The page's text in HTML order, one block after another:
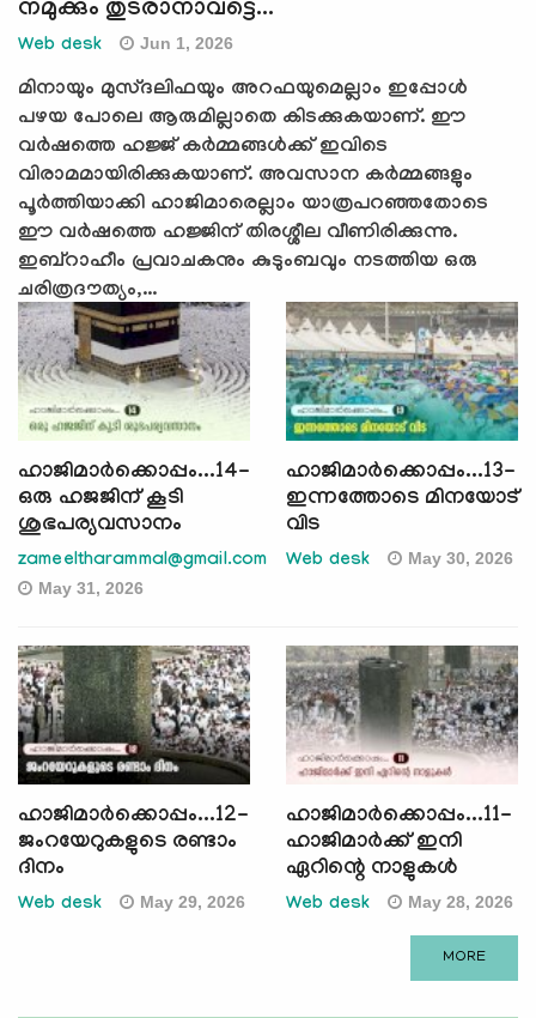
നമുക്കും തുടരാനാവട്ടെ...
Web desk Jun 1, 2026
മിനായും മുസ്ദലിഫയും അറഫയുമെല്ലാം ഇപ്പോള്‍
പഴയ പോലെ ആരുമില്ലാതെ കിടക്കുകയാണ്. ഈ
വര്‍ഷത്തെ ഹജ്ജ് കര്‍മ്മങ്ങള്‍ക്ക് ഇവിടെ
വിരാമമായിരിക്കുകയാണ്. അവസാന കര്‍മ്മങ്ങളും
പൂര്‍ത്തിയാക്കി ഹാജിമാരെല്ലാം യാത്രപറഞ്ഞതോടെ
ഈ വര്‍ഷത്തെ ഹജ്ജിന് തിരശ്ശീല വീണിരിക്കുന്നു.
ഇബ്റാഹീം പ്രവാചകനും കുടുംബവും നടത്തിയ ഒരു
ചരിത്രദൗത്യം,...
ഹാജിമാര്‍ക്കൊപ്പം...14-
ഒരു ഹജജിന് കൂടി
ശുഭപര്യവസാനം
zameeltharammal@gmail.com
May 31, 2026
ഹാജിമാര്‍ക്കൊപ്പം...13-
ഇന്നത്തോടെ മിനയോട്
വിട
Web desk May 30, 2026
ഹാജിമാര്‍ക്കൊപ്പം...12-
ജംറയേറുകളുടെ രണ്ടാം
ദിനം
Web desk May 29, 2026
ഹാജിമാര്‍ക്കൊപ്പം...11-
ഹാജിമാര്‍ക്ക് ഇനി
ഏറിന്റെ നാളുകള്‍
Web desk May 28, 2026
MORE